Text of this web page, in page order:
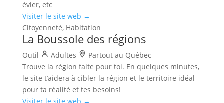
évier, etc
Visiter le site web →
Citoyenneté, Habitation
La Boussole des régions
Outil Adultes
Partout au Québec
Trouve la région faite pour toi. En quelques minutes,
le site t’aidera à cibler la région et le territoire idéal
pour ta réalité et tes besoins!
Visiter le site web →